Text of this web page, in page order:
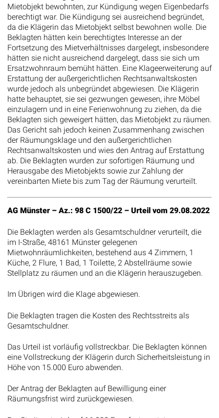
Mietobjekt bewohnten, zur Kündigung wegen Eigenbedarfs
berechtigt war. Die Kündigung sei ausreichend begründet,
da die Klägerin das Mietobjekt selbst bewohnen wolle. Die
Beklagten hätten kein berechtigtes Interesse an der
Fortsetzung des Mietverhältnisses dargelegt, insbesondere
hätten sie nicht ausreichend dargelegt, dass sie sich um
Ersatzwohnraum bemüht hätten. Eine Klageerweiterung auf
Erstattung der außergerichtlichen Rechtsanwaltskosten
wurde jedoch als unbegründet abgewiesen. Die Klägerin
hatte behauptet, sie sei gezwungen gewesen, ihre Möbel
einzulagern und in eine Ferienwohnung zu ziehen, da die
Beklagten sich geweigert hätten, das Mietobjekt zu räumen.
Das Gericht sah jedoch keinen Zusammenhang zwischen
der Räumungsklage und den außergerichtlichen
Rechtsanwaltskosten und wies den Antrag auf Erstattung
ab. Die Beklagten wurden zur sofortigen Räumung und
Herausgabe des Mietobjekts sowie zur Zahlung der
vereinbarten Miete bis zum Tag der Räumung verurteilt.
AG Münster – Az.: 98 C 1500/22 – Urteil vom 29.08.2022
Die Beklagten werden als Gesamtschuldner verurteilt, die
im I-Straße, 48161 Münster gelegenen
Mietwohnräumlichkeiten, bestehend aus 4 Zimmern, 1
Küche, 2 Flure, 1 Bad, 1 Toilette, 2 Abstellräume sowie
Stellplatz zu räumen und an die Klägerin herauszugeben.
Im Übrigen wird die Klage abgewiesen.
Die Beklagten tragen die Kosten des Rechtsstreits als
Gesamtschuldner.
Das Urteil ist vorläufig vollstreckbar. Die Beklagten können
eine Vollstreckung der Klägerin durch Sicherheitsleistung in
Höhe von 15.000 Euro abwenden.
Der Antrag der Beklagten auf Bewilligung einer
Räumungsfrist wird zurückgewiesen.